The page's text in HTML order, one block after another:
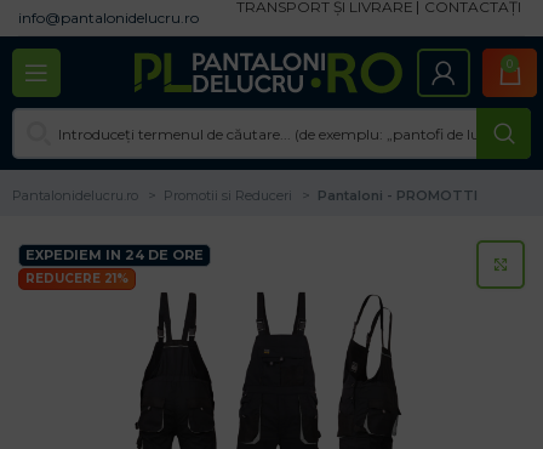
info@pantalonidelucru.ro
TRANSPORT ȘI LIVRARE CONTACTAȚI
0
Pantalonidelucru.ro Promotii si Reduceri Pantaloni - PROMOTTI
EXPEDIEM IN 24 DE ORE
REDUCERE 21%